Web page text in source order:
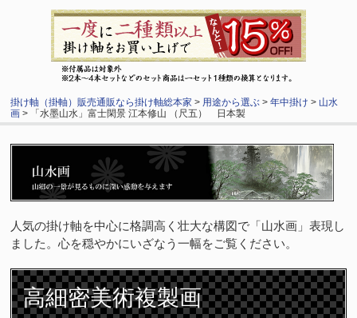
掛け軸（掛軸）販売通販なら掛け軸総本家 > 用途から選ぶ >年中掛け > 山水
画 > 「水墨山水」富士閑景 江本修山 （尺五） 日本製
人気の掛け軸を中心に格調高く壮大な構図で「山水画」表現し
ました。心を穏やかにいざなう一幅をご覧ください。
高細密美術複製画